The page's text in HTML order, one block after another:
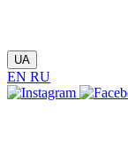
UA
EN RU